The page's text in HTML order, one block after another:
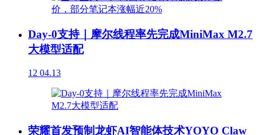
Day-0支持｜摩尔线程率先完成MiniMax M2.7
大模型适配
12 04.13
荣耀首发预制龙虾AI智能体技术YOYO Claw